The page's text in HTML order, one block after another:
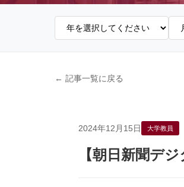
← 記事一覧に戻る
2024年12月15日 大学教員
【朝日新聞デ